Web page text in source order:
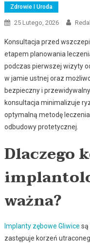
Zdrowie I Uroda
25 Lutego, 2026
Konsultacja przed
etapem planowania
podczas pierwszej wizyty
w jamie ustnej oraz
bezpieczny i
konsultacja minimalizuje
optymalną metodę
odbudowy protetycznej.
Dlaczego
ważna?
Implanty zębowe Gliwice są
zastępuje korzeń